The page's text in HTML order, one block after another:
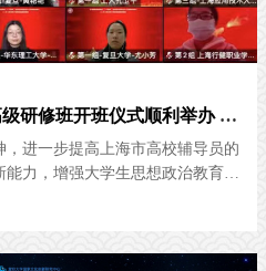
2022年上海市骨干辅导员高级研修班开班仪式顺利举办 复旦大学学生工作队伍党的二十大精神学习系...
进一步提高上海市高校辅导员的
力，增强大学生思想政治教育工